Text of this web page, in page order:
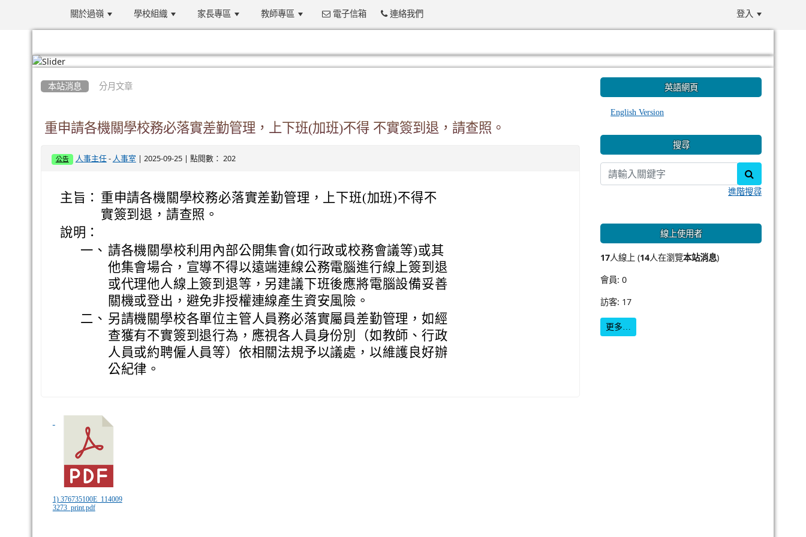
關於過嶺 學校組織 家長專區 教師專區 電子信箱 連絡我們 登入
本站消息 分月文章
重申請各機關學校務必落實差勤管理，上下班(加班)不得 不實簽到退，請查照。
公告 人事主任- 人事室 | 2025-09-25 | 點閱數： 202
主旨： 重申請各機關學校務必落實差勤管理，上下班(加班)不得不
實簽到退，請查照。
說明：
一、 請各機關學校利用內部公開集會(如行政或校務會議等)或其
他集會場合，宣導不得以遠端連線公務電腦進行線上簽到退
或代理他人線上簽到退等，另建議下班後應將電腦設備妥善
關機或登出，避免非授權連線產生資安風險。
二、 另請機關學校各單位主管人員務必落實屬員差勤管理，如經
查獲有不實簽到退行為，應視各人員身份別（如教師、行政
人員或約聘僱人員等）依相關法規予以議處，以維護良好辦
公紀律。
1) 376735100E_114009
3273_print.pdf
英語網頁
English Version
搜尋
進階搜尋
線上使用者
17人線上 (14人在瀏覽本站消息)
會員: 0
訪客: 17
更多…